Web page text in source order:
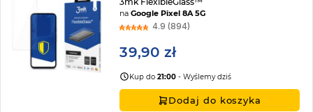
naGoogle Pixel 8A 5G
4.9 (894)
39,90 zł
Kup do21:00 - Wyślemy dziś
Dodaj do koszyka